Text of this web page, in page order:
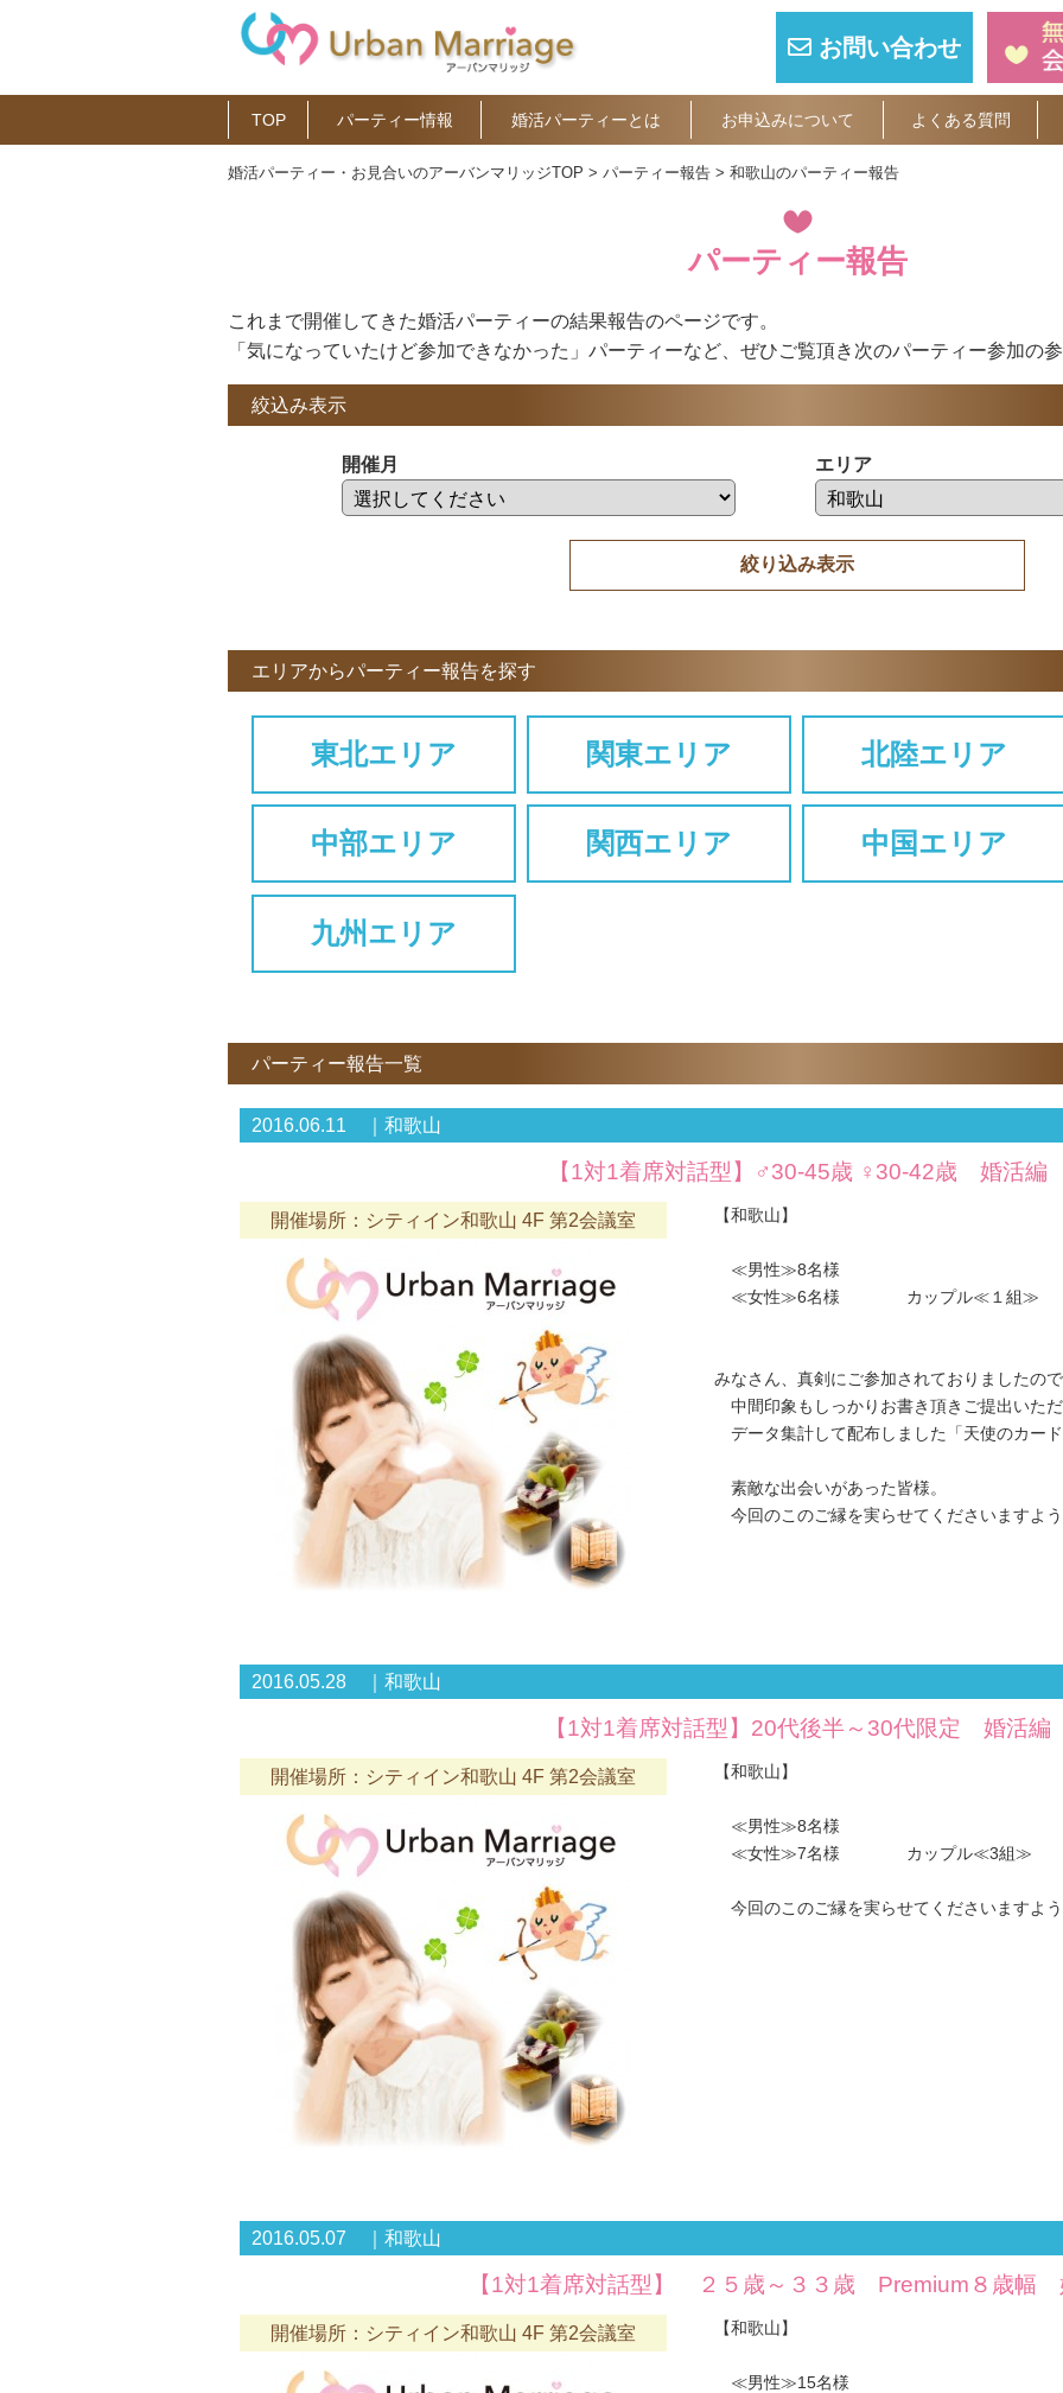
お問い合わせ
TOP パーティー情報 婚活パーティーとは お申込みについて よくある質問
婚活パーティー・お見合いのアーバンマリッジTOP パーティー報告 和歌山のパーティー報告
パーティー報告
これまで開催してきた婚活パーティーの結果報告のページです。
「気になっていたけど参加できなかった」パーティーなど、ぜひご覧頂き次のパーティー参加の
絞込み表示
開催月 エリア
エリアからパーティー報告を探す
東北エリア 関東エリア 北陸エリア
中部エリア 関西エリア 中国エリア
九州エリア
パーティー報告一覧
2016.06.11 ｜和歌山
【1対1着席対話型】♂30-45歳 ♀30-42歳 婚活編
開催場所：シティイン和歌山 4F 第2会議室 【和歌山】
≪男性≫8名様
≪女性≫6名様 カップル≪１組≫
みなさん、真剣にご参加されておりましたので
中間印象もしっかりお書き頂きご提出いただ
データ集計して配布しました「天使のカード
素敵な出会いがあった皆様。
今回のこのご縁を実らせてくださいますよ
2016.05.28 ｜和歌山
【1対1着席対話型】20代後半～30代限定 婚活編
開催場所：シティイン和歌山 4F 第2会議室 【和歌山】
≪男性≫8名様
≪女性≫7名様 カップル≪3組≫
今回のこのご縁を実らせてくださいますよ
2016.05.07 ｜和歌山
【1対1着席対話型】 ２５歳～３３歳 Premium８歳幅
開催場所：シティイン和歌山 4F 第2会議室 【和歌山】
≪男性≫15名様